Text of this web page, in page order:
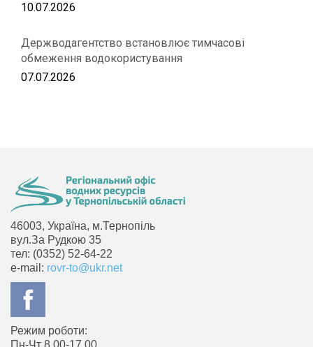
10.07.2026
Держводагентство встановлює тимчасові
обмеження водокористування
07.07.2026
46003, Україна, м.Тернопіль
вул.За Рудкою 35
тел: (0352) 52-64-22
e-mail: rovr-to@ukr.net
Режим роботи: